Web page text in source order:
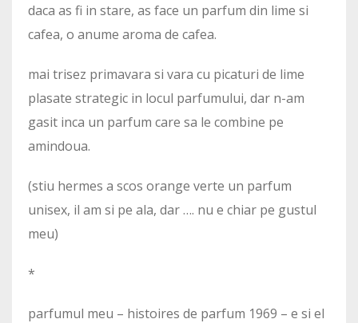
daca as fi in stare, as face un parfum din lime si
cafea, o anume aroma de cafea.
mai trisez primavara si vara cu picaturi de lime
plasate strategic in locul parfumului, dar n-am
gasit inca un parfum care sa le combine pe
amindoua.
(stiu hermes a scos orange verte un parfum
unisex, il am si pe ala, dar …. nu e chiar pe gustul
meu)
*
parfumul meu – histoires de parfum 1969 – e si el